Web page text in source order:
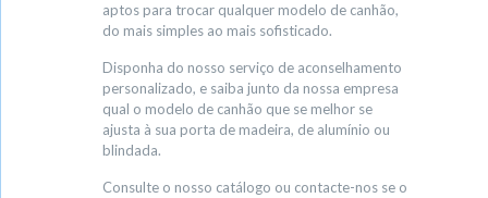
aptos para trocar qualquer modelo de canhão,
do mais simples ao mais sofisticado.
Disponha do nosso serviço de aconselhamento
personalizado, e saiba junto da nossa empresa
qual o modelo de canhão que se melhor se
ajusta à sua porta de madeira, de alumínio ou
blindada.
Consulte o nosso catálogo ou contacte-nos se o